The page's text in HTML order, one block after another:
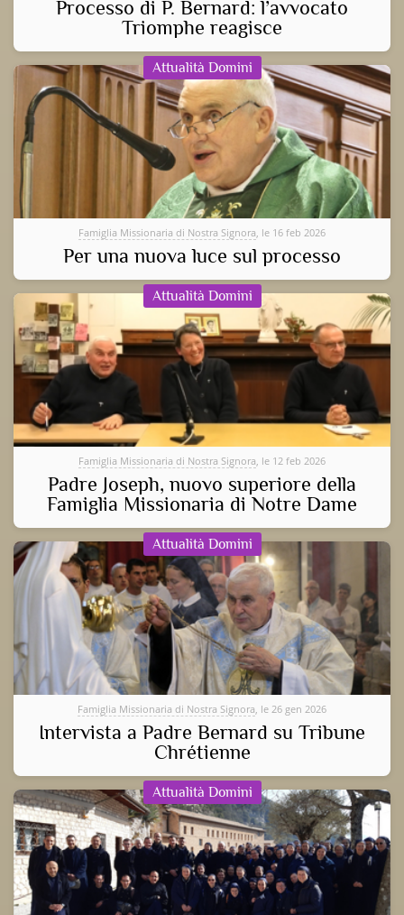
Processo di P. Bernard: l’avvocato
Triomphe reagisce
Attualità Domini
Famiglia Missionaria di Nostra Signora, le 16 feb 2026
Per una nuova luce sul processo
Attualità Domini
Famiglia Missionaria di Nostra Signora, le 12 feb 2026
Padre Joseph, nuovo superiore della
Famiglia Missionaria di Notre Dame
Attualità Domini
Famiglia Missionaria di Nostra Signora, le 26 gen 2026
Intervista a Padre Bernard su Tribune
Chrétienne
Attualità Domini